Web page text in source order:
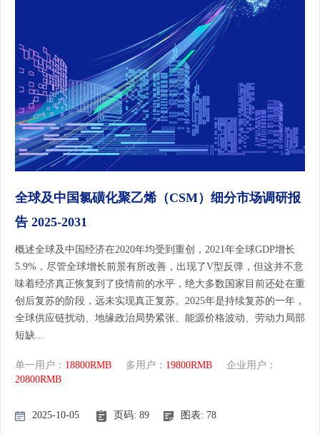
全球及中国氯磺化聚乙烯（CSM）细分市场调研报
告 2025-2031
概述全球及中国经济在2020年均受到重创，2021年全球GDP增长
5.9%，尽管全球增长前景有所改善，出现了V型反弹，但这并不意
味着经济真正恢复到了疫情前的水平，绝大多数国家目前还处在重
创后复苏的阶段，远未实现真正复苏。2025年是持续复苏的一年，
全球供应链扰动、地缘政治局势紧张、能源价格波动、劳动力局部
短缺...
单一用户： 18800RMB 多用户： 19800RMB 企业用户：
20800RMB
2025-10-05 页码: 89 图表: 78